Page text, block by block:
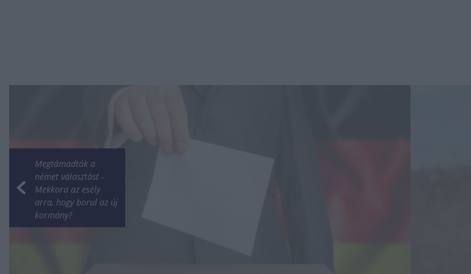
Megtámadták a
német választást -
Mekkora az esély
arra, hogy borul az új
kormány?